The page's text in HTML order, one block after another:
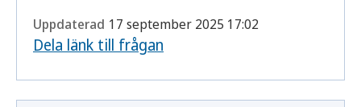
Uppdaterad 17 september 2025 17:02
Dela länk till frågan